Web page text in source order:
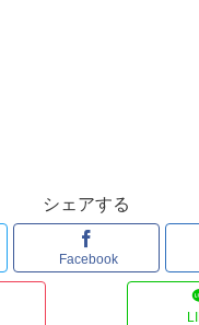
シェアする
Facebook